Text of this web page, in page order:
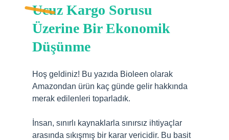
Ucuz Kargo Sorusu
Üzerine Bir Ekonomik
Düşünme
Hoş geldiniz! Bu yazıda Bioleen olarak
Amazondan ürün kaç günde gelir hakkında
merak edilenleri toparladık.
İnsan, sınırlı kaynaklarla sınırsız ihtiyaçlar
arasında sıkışmış bir karar vericidir. Bu basit